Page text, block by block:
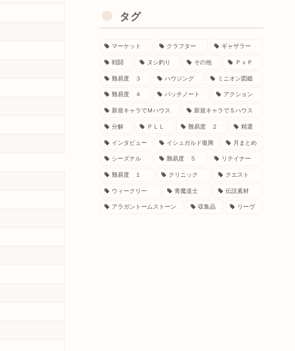
タグ
マーケット クラフター ギャザラー
戦闘 ヌシ釣り その他 ＰｖＰ
難易度 ３ ハウジング ミニオン図鑑
難易度 ４ パッチノート アクション
新規キャラでＭハウス 新規キャラでＳハウス
分解 ＰＬＬ 難易度 ２ 精選
インタビュー イシュガルド復興 月まとめ
シーズナル 難易度 ５ リテイナー
難易度 １ クリニック クエスト
ウィークリー 青魔道士 伝説素材
アラガントームストーン 収集品 リーヴ